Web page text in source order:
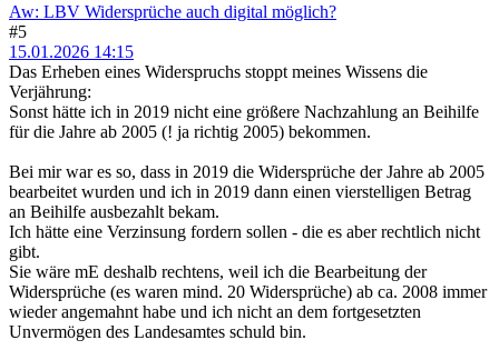
Aw: LBV Widersprüche auch digital möglich?
#5
15.01.2026 14:15
Das Erheben eines Widerspruchs stoppt meines Wissens die
Verjährung:
Sonst hätte ich in 2019 nicht eine größere Nachzahlung an Beihilfe
für die Jahre ab 2005 (! ja richtig 2005) bekommen.
Bei mir war es so, dass in 2019 die Widersprüche der Jahre ab 2005
bearbeitet wurden und ich in 2019 dann einen vierstelligen Betrag
an Beihilfe ausbezahlt bekam.
Ich hätte eine Verzinsung fordern sollen - die es aber rechtlich nicht
gibt.
Sie wäre mE deshalb rechtens, weil ich die Bearbeitung der
Widersprüche (es waren mind. 20 Widersprüche) ab ca. 2008 immer
wieder angemahnt habe und ich nicht an dem fortgesetzten
Unvermögen des Landesamtes schuld bin.